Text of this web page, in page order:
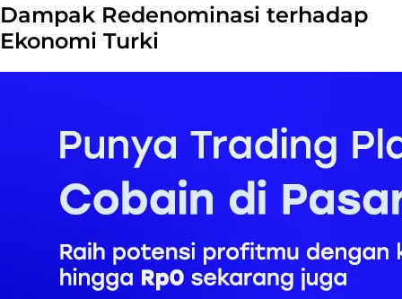
Dampak Redenominasi terhadap
Ekonomi Turki